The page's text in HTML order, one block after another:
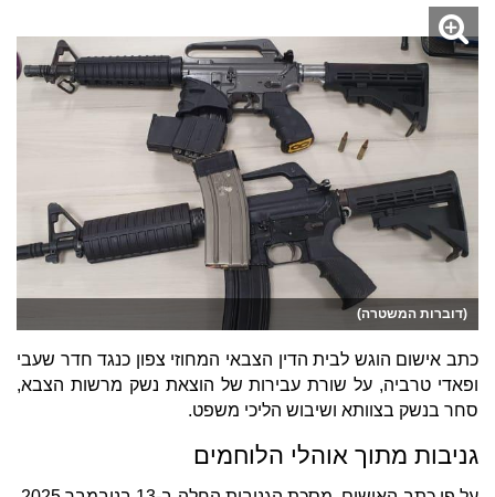
(דוברות המשטרה)
כתב אישום הוגש לבית הדין הצבאי המחוזי צפון כנגד חדר שעבי
ופאדי טרביה, על שורת עבירות של הוצאת נשק מרשות הצבא,
סחר בנשק בצוותא ושיבוש הליכי משפט.
גניבות מתוך אוהלי הלוחמים